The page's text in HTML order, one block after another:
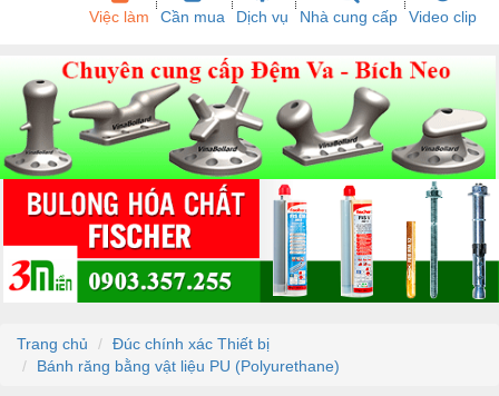
Việc làm Cần mua Dịch vụ Nhà cung cấp Video clip
Trang chủ
Đúc chính xác Thiết bị
Bánh răng bằng vật liệu PU (Polyurethane)